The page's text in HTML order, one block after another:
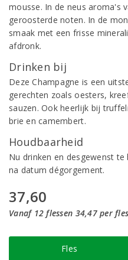
mousse. In de neus aroma's
geroosterde noten. In de
smaak met een frisse
afdronk.
Drinken bij
Deze Champagne is een
gerechten zoals oesters,
sauzen. Ook heerlijk bij
brie en camembert.
Houdbaarheid
Nu drinken en desgewenst
na datum dégorgement.
37,60
Vanaf 12 flessen 34,47 per fles
Fles